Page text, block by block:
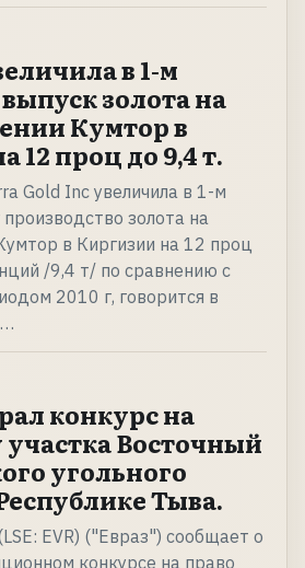
в 1-м
золота на
Кумтор в
12 проц до 9,4 т.
Gold Inc увеличила в 1-м
золота на
в Киргизии на 12 проц
/9,4 т/ по сравнению с
2010 г, говорится в
конкурс на
участка Восточный
угольного
Тыва.
EVR) ("Евраз") сообщает о
конкурсе на право